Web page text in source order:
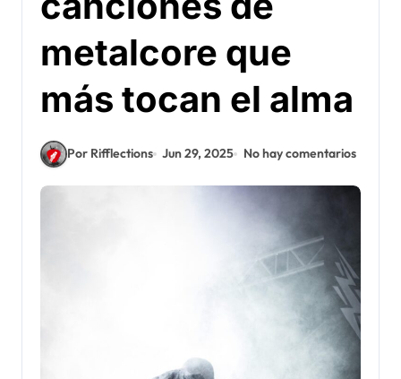
metalcore que
más tocan el alma
Por Rifflections Jun 29, 2025 No hay comentarios